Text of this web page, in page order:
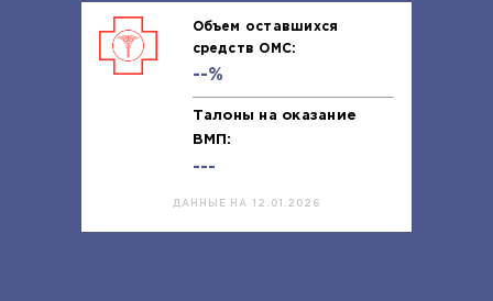
Объем оставшихся
средств ОМС:
--%
Талоны на оказание
ВМП:
---
ДАННЫЕ НА 12.01.2026